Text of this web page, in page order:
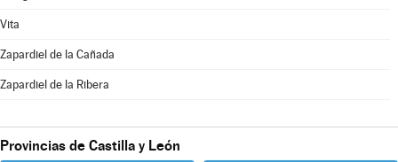
Vita
Zapardiel de la Cañada
Zapardiel de la Ribera
Provincias de Castilla y León